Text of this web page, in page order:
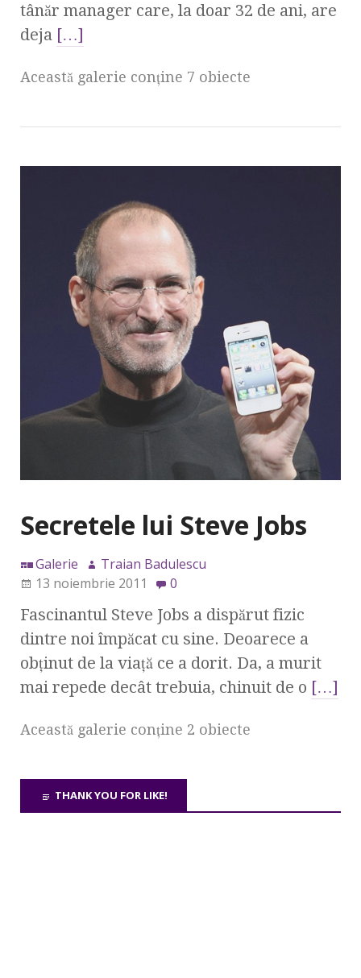
tânăr manager care, la doar 32 de ani, are
deja […]
Această galerie conţine 7 obiecte
Secretele lui Steve Jobs
Galerie
Traian Badulescu
13 noiembrie 2011
0
Fascinantul Steve Jobs a dispărut fizic
dintre noi împăcat cu sine. Deoarece a
obţinut de la viaţă ce a dorit. Da, a murit
mai repede decât trebuia, chinuit de o […]
Această galerie conţine 2 obiecte
THANK YOU FOR LIKE!